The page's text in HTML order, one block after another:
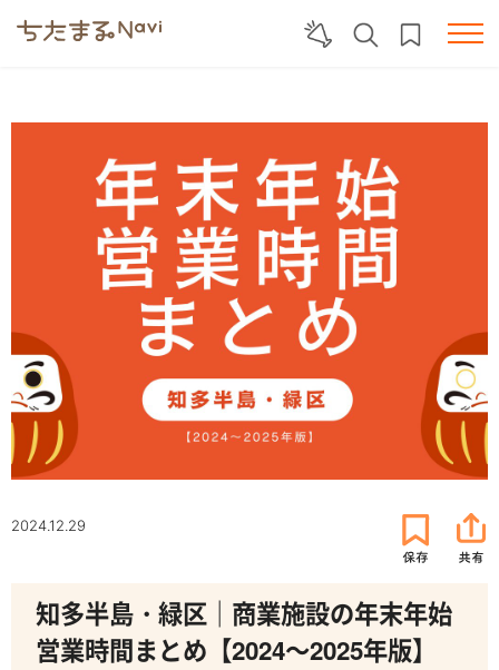
2024.12.29
知多半島・緑区｜商業施設の年末年始
営業時間まとめ【2024～2025年版】